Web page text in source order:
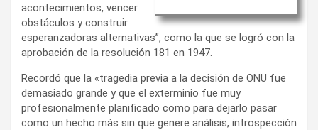
acontecimientos, vencer
obstáculos y construir
esperanzadoras alternativas”, como la que se logró con la
aprobación de la resolución 181 en 1947.
Recordó que la «tragedia previa a la decisión de ONU fue
demasiado grande y que el exterminio fue muy
profesionalmente planificado como para dejarlo pasar
como un hecho más sin que genere análisis, introspección